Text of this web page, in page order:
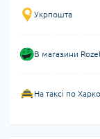
Укрпошта
В магазини
На таксі по